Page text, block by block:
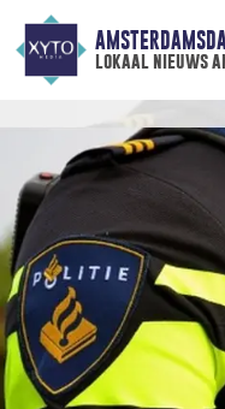
lokaal nieuws